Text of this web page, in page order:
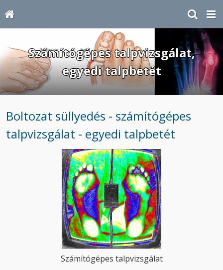
Számítógépes talpvizsgálat,
egyedi talpbetét
Boltozat süllyedés - számítógépes
talpvizsgálat - egyedi talpbetét
Számítógépes talpvizsgálat